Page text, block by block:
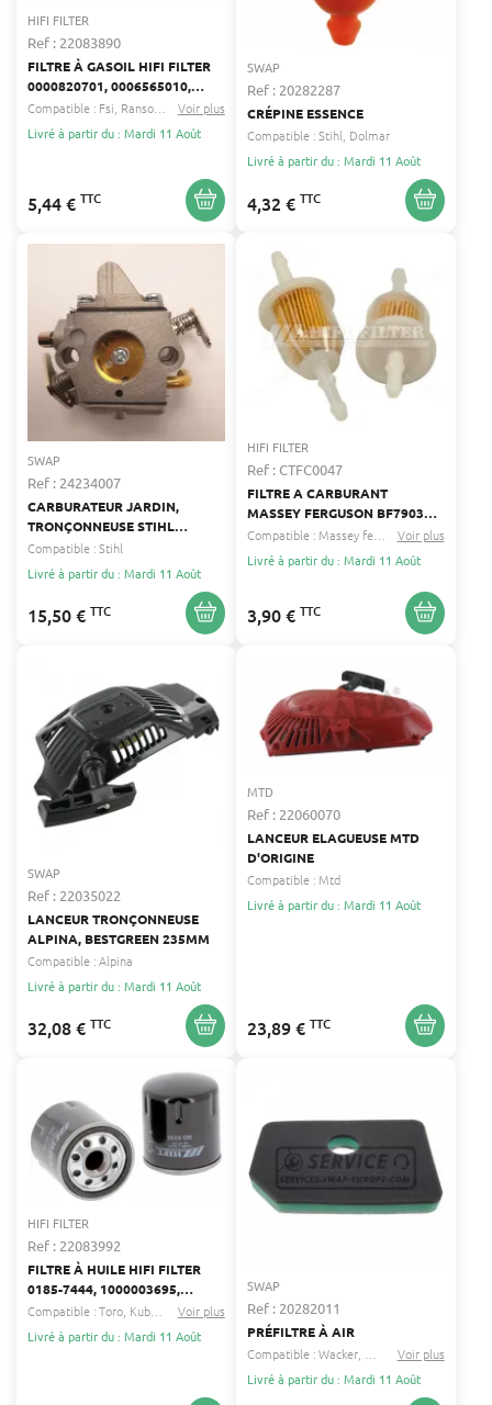
HIFI FILTER
Ref : 22083890
FILTRE À GASOIL HIFI FILTER
0000820701, 0006565010,
000922783
Compatible : Fsi Ransomes ...
Voir plus
Livré à partir du : Mardi 11 Août
5,44 € TTC
SWAP
Ref : 20282287
CRÉPINE ESSENCE
Compatible :Stihl Dolmar
Livré à partir du : Mardi 11 Août
4,32 € TTC
SWAP
Ref : 24234007
CARBURATEUR JARDIN,
TRONÇONNEUSE STIHL
ENTRAXE 31MM DIAMÈTRE
INTÉRIEUR 16MM 1130 120
Compatible :Stihl
Livré à partir du : Mardi 11 Août
15,50 € TTC
HIFI FILTER
Ref : CTFC0047
FILTRE A CARBURANT
MASSEY FERGUSON BF7903
BF833
Compatible : Massey ferguson John deere
Voir plus
Livré à partir du : Mardi 11 Août
3,90 € TTC
SWAP
Ref : 22035022
LANCEUR TRONÇONNEUSE
ALPINA, BESTGREEN 235MM
Compatible :Alpina
Livré à partir du : Mardi 11 Août
32,08 € TTC
MTD
Ref : 22060070
LANCEUR ELAGUEUSE MTD
D'ORIGINE
Compatible : Mtd
Livré à partir du : Mardi 11 Août
23,89 € TTC
HIFI FILTER
Ref : 22083992
FILTRE À HUILE HIFI FILTER
0185-7444, 1000003695,
1000272185
Compatible :Toro Kubota ...Voir plus
Livré à partir du : Mardi 11 Août
SWAP
Ref : 20282011
PRÉFILTRE À AIR
Compatible :Wacker Makita...
Voir plus
Livré à partir du : Mardi 11 Août